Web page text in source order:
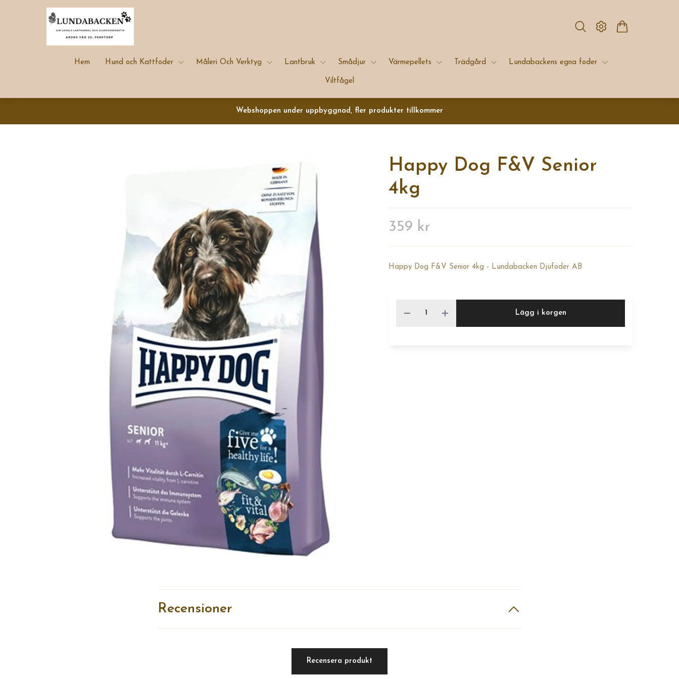
Hem Hund och Kattfoder Måleri Och Verktyg Lantbruk Smådjur Värmepellets Trädgård Lundabackens egna foder
Viltfågel
Webshoppen under uppbyggnad, fler produkter tillkommer
Happy Dog F&V Senior
4kg
359 kr
Happy Dog F&V Senior 4kg - Lundabacken Djufoder AB
Lägg i korgen
Recensioner
Recensera produkt